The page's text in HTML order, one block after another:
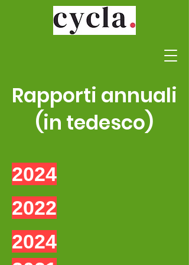
Rapporti annuali
(in tedesco)
2024
2022
2024